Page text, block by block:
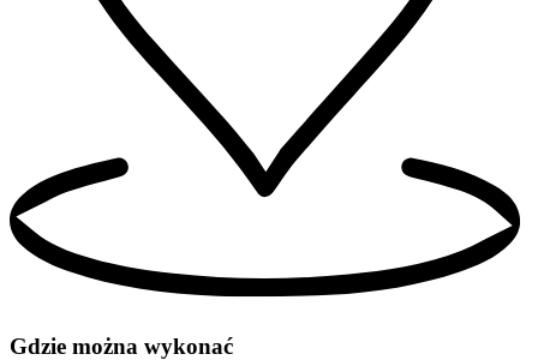
Gdzie można wykonać